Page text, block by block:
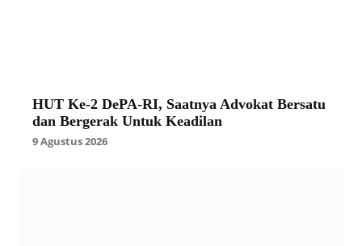
HUT Ke-2 DePA-RI, Saatnya Advokat Bersatu
dan Bergerak Untuk Keadilan
9 Agustus 2026